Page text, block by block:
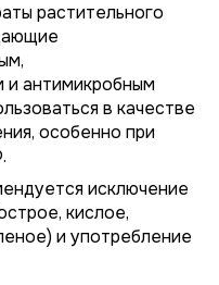
растительного
антимикробным
в качестве
особенно при
исключение
кислое,
и употребление